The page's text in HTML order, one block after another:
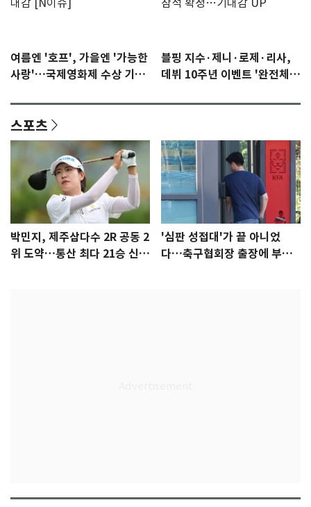
여름엔 '호프', 가을엔 '가능한
사랑'…국제영화제 수상 기대
블핑 지수·제니·로제·리사,
데뷔 10주년 이벤트 '완전체'
스포츠
박민지, 제주삼다수 2R 공동 2
위 도약…통산 최다 21승 신기
'심판 성접대'가 끝 아니었
다…축구협회장 출장에 부인